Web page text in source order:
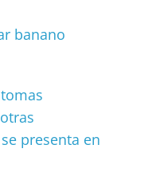
banano
presenta en